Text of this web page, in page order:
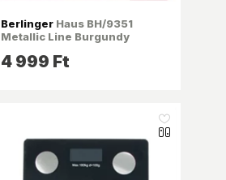
Berlinger Haus BH/9351
Metallic Line Burgundy
kapacitású személymérleg
4 999 Ft
like_16